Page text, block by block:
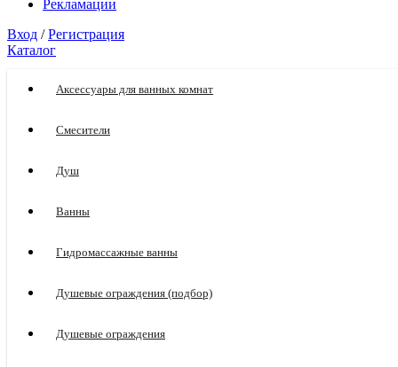
Рекламации
Вход /Регистрация
Каталог
Аксессуары для ванных комнат
Смесители
Душ
Ванны
Гидромассажные ванны
Душевые ограждения (подбор)
Душевые ограждения